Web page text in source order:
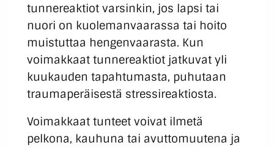
tunnereaktiot varsinkin, jos lapsi tai
nuori on kuolemanvaarassa tai hoito
muistuttaa hengenvaarasta. Kun
voimakkaat tunnereaktiot jatkuvat yli
kuukauden tapahtumasta, puhutaan
traumaperäisestä stressireaktiosta.
Voimakkaat tunteet voivat ilmetä
pelkona, kauhuna tai avuttomuutena ja